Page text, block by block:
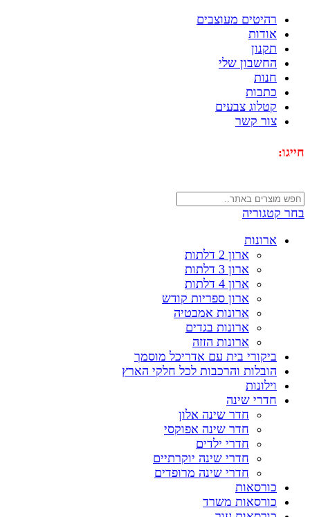
רהיטים מעוצבים
אודות
תקנון
החשבון שלי
חנות
כתבות
קטלוג צבעים
צור קשר
חייגו:
בחר קטגוריה
ארונות
ארון 2 דלתות
ארון 3 דלתות
ארון 4 דלתות
ארון ספריות קודש
ארונות אמבטיה
ארונות בגדים
ארונות הזזה
ביקורי בית עם אדריכל מוסמך
הובלות והרכבות לכל חלקי הארץ
וילונות
חדרי שינה
חדר שינה אלון
חדר שינה אפוקסי
חדרי ילדים
חדרי שינה יוקרתיים
חדרי שינה מרופדים
כורסאות
כורסאות משרד